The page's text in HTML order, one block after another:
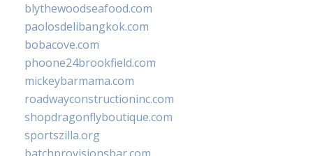
blythewoodseafood.com
paolosdelibangkok.com
bobacove.com
phoone24brookfield.com
mickeybarmama.com
roadwayconstructioninc.com
shopdragonflyboutique.com
sportszilla.org